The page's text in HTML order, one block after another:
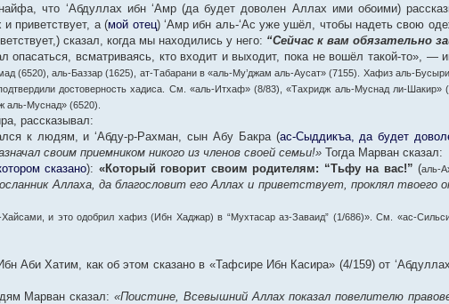
что ‘Абдуллах ибн ‘Амр (да будет доволен Аллах ими обоими)
приветствует, а (мой отец) ‘Амр ибн аль-‘Ас уже ушёл, чтобы надеть свою
сказал, когда мы находились у него: “Сейчас к вам обязательно
всматриваясь, кто входит и выходит, пока не вошёл такой-то», —
(6520), аль-Баззар (1625), ат-Табарани в «аль-Му’джам аль-Аусат» (7155). Хафиз аль-
достоверность хадиса. См. «аль-Итхаф» (8/83), «Тахридж аль-Муснад ли-Шакир»
аль-Муснад» (6520).
рассказывал:
к людям, и ‘Абду-р-Рахман, сын Абу Бакра (ас-Сыддикъа, да будет
своим приемником никого из членов своей семьи!» Тогда Марван сказал:
сказано): «Который говорит своим родителям: “Тьфу на вас!” (аль-
Аллаха, да благословит его Аллах и приветствует, проклял твоего
и это одобрил хафиз (Ибн Хаджар) в “Мухтасар аз-Заваид” (1/686)». См. «ас-
Аби Хатим, как об этом сказано в «Тафсире Ибн Касира» (4/159) от
Марван сказал: «Поистине, Всевышний Аллах показал повелителю